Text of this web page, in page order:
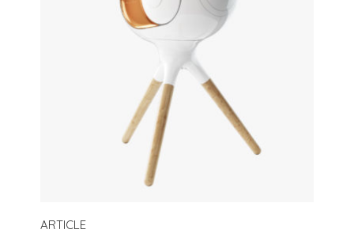
ARTICLE